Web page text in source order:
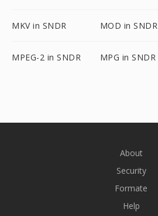
MKV in SNDR MOD in SNDR
MPEG-2 in SNDR MPG in SNDR
About
Security
Formate
Help